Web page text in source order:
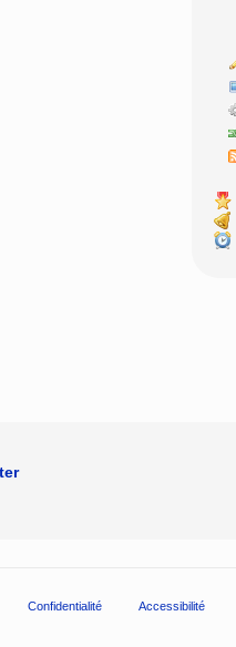
Confidentialité Accessibilité